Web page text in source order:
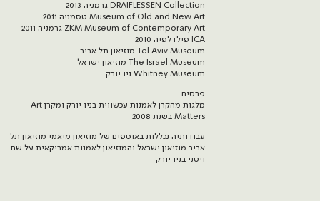
DRAIFLESSEN Collection גרמניה 2013
Museum of Old and New Art טסמניה 2011
ZKM Museum of Contemporary Art גרמניה 2011
ICA פילדלפיה 2010
Tel Aviv Museum מוזיאון תל אביב
The Israel Museum מוזיאון ישראל
Whitney Museum ניו יורק
פרסים
מלגות מהקרן לאמנות עכשווית בניו יורק ומקרן Art
Matters בשנת 2008
עבודותיה נכללות באוספים של מוזיאון מיאמי מוזיאון תל
אביב מוזיאון ישראל והמוזיאון לאמנות אמריקאית על שם
ויטני בניו יורק